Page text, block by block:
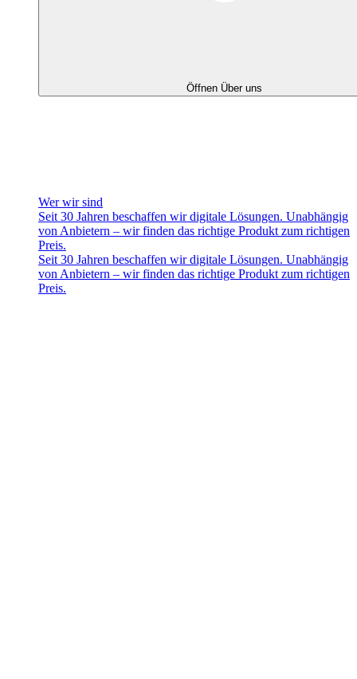
Öffnen Über uns
Wer wir sind
Seit 30 Jahren beschaffen wir digitale Lösungen. Unabhängig
von Anbietern – wir finden das richtige Produkt zum richtigen
Preis.
Seit 30 Jahren beschaffen wir digitale Lösungen. Unabhängig
von Anbietern – wir finden das richtige Produkt zum richtigen
Preis.